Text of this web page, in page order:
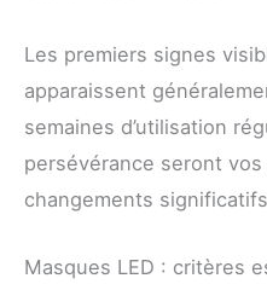
Les premiers signes
apparaissent
semaines d’utilisation
persévérance seront
changements
Masques LED : critères